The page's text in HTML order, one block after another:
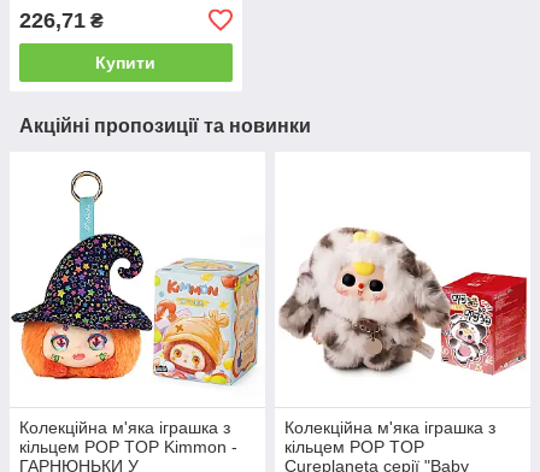
226,71 ₴
Купити
Акційні пропозиції та новинки
Колекційна м'яка іграшка з
кільцем POP TOP Kimmon -
ГАРНЮНЬКИ У
Колекційна м'яка іграшка з
кільцем POP TOP
Cureplaneta серії "Baby